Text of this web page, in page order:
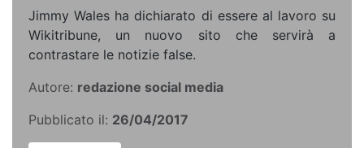
Jimmy Wales ha dichiarato di essere al lavoro su
Wikitribune, un nuovo sito che servirà a
contrastare le notizie false.
Autore: redazione social media
Pubblicato il: 26/04/2017